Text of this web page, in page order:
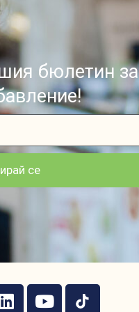
бюлетин за
се